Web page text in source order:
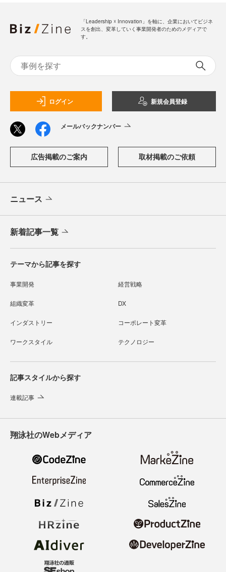
「Leadership ☓ Innovation」を軸に、企業においてビジネ
スを創出、変革していく事業開発者のためのメディアで
す。
ログイン 新規会員登録
メールバックナンバー
広告掲載のご案内 取材掲載のご依頼
ニュース
新着記事一覧
テーマから記事を探す
事業開発 経営戦略
組織変革 DX
インダストリー コーポレート変革
ワークスタイル テクノロジー
記事スタイルから探す
連載記事
翔泳社のWebメディア